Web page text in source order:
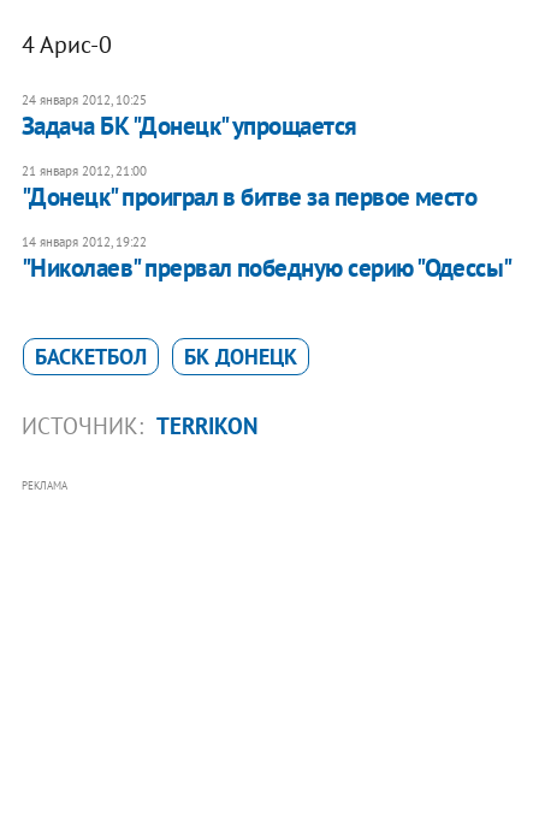
4 Арис-0
24 января 2012, 10:25
Задача БК "Донецк" упрощается
21 января 2012, 21:00
"Донецк" проиграл в битве за первое место
14 января 2012, 19:22
"Николаев" прервал победную серию "Одессы"
БАСКЕТБОЛ БК ДОНЕЦК
ИСТОЧНИК: TERRIKON
РЕКЛАМА